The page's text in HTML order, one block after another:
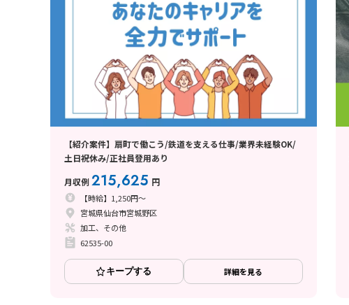
【紹介案件】扇町で働こう/鉄道を支える仕事/業界未経験OK/
土日祝休み/正社員登用あり
月収例215,625 円
【時給】1,250円～
宮城県仙台市宮城野区
加工、その他
62535-00
キープする 詳細を見る